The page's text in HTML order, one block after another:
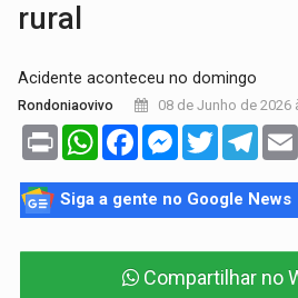
rural
Acidente aconteceu no domingo
Rondoniaovivo 08 de Junho de 2026
Print WhatsAppFacebookMessenger
Twitter
Siga a gente no Google News
Compartilhar no